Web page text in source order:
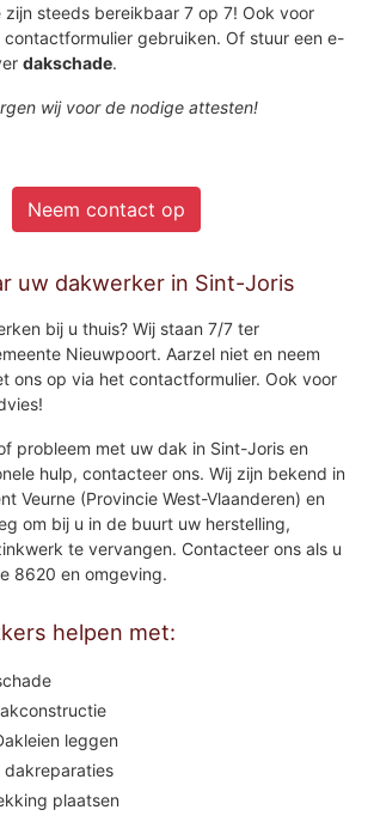
zijn steeds bereikbaar 7 op 7! Ook voor
gebruiken. Of stuur een e-
dakschade.
wij voor de nodige attesten!
Neem contact op
uw dakwerker in Sint-Joris
bij u thuis? Wij staan 7/7 ter
Nieuwpoort. Aarzel niet en neem
ons op via het contactformulier. Ook voor
probleem met uw dak in Sint-Joris en
hulp, contacteer ons. Wij zijn bekend in
Veurne (Provincie West-Vlaanderen) en
om bij u in de buurt uw herstelling,
te vervangen. Contacteer ons als u
8620 en omgeving.
helpen met:
leggen
dakreparaties
plaatsen